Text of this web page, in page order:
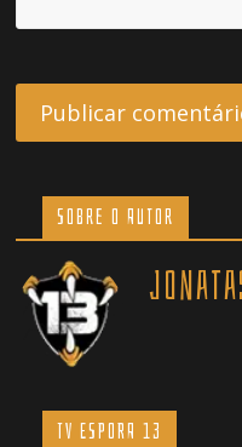
Sobre o Autor
TV ESPORA 13